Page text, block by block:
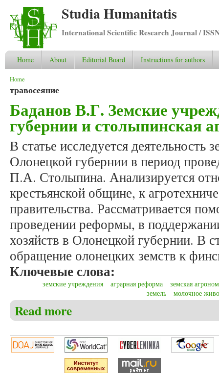
Studia Humanitatis
International Scientific Research Journal /
Home About Editorial Board Instructions for authors
You are here
Home
травосеяние
Баданов В.Г. Земские
губернии и столыпинская
В статье исследуется деятельность
Олонецкой губернии в период
П.А. Столыпина. Анализируется
крестьянской общине, к
правительства. Рассматривается
проведении реформы, в
хозяйств в Олонецкой губернии. В
обращение олонецких земств к
Ключевые слова:
земские учреждения аграрная реформа
земская
земель
молочное
Read more